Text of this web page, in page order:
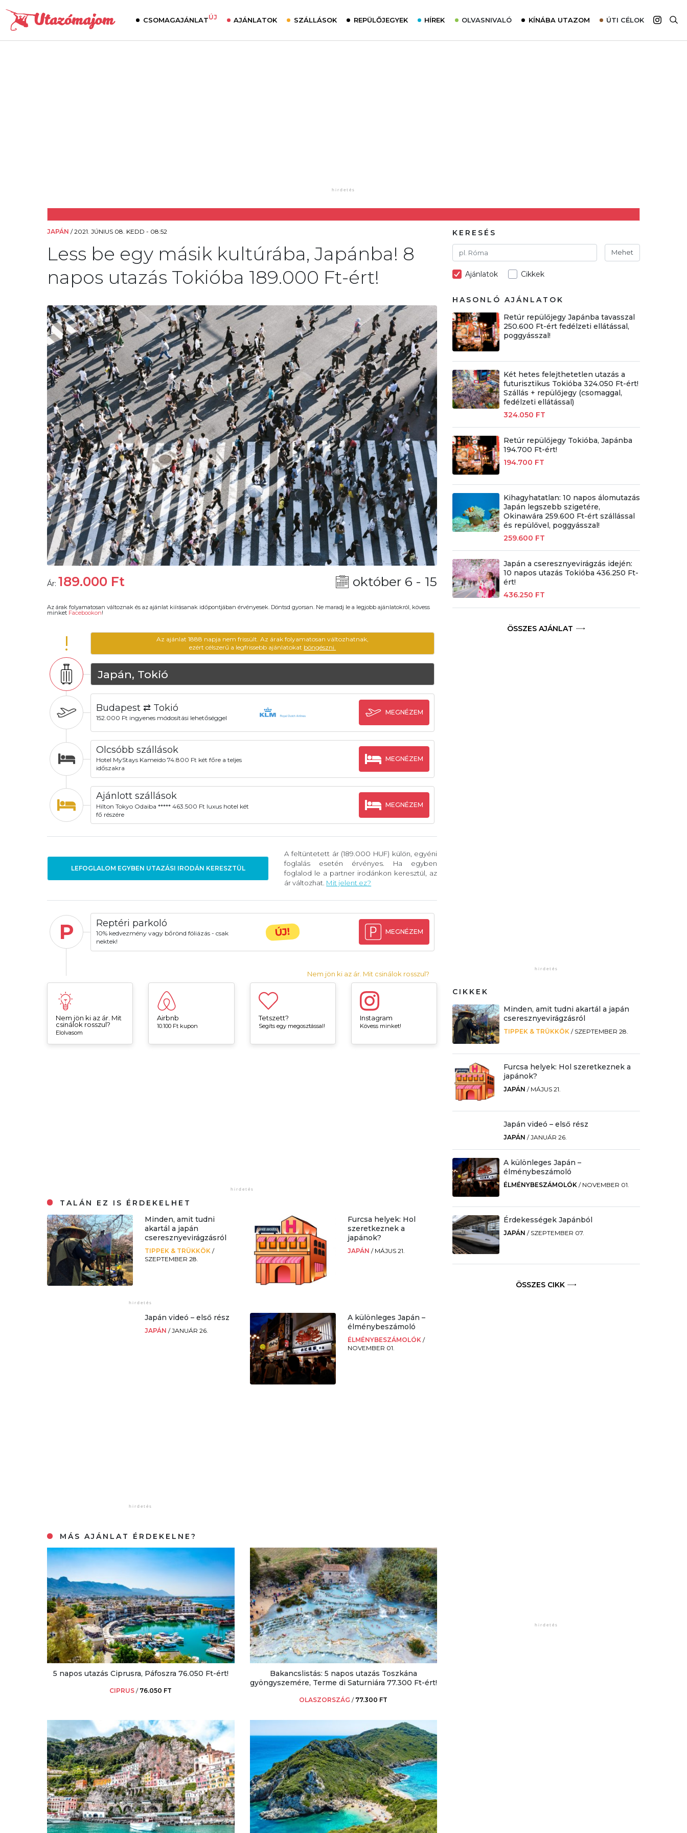
CSOMAGAJÁNLATÚJ AJÁNLATOK SZÁLLÁSOK REPÜLŐJEGYEK HÍREK OLVASNIVALÓ KÍNÁBA UTAZOM ÚTI CÉLOK
JAPÁN /2021. JÚNIUS 08. KEDD - 08:52
Less be egy másik kultúrába, Japánba! 8
napos utazás Tokióba 189.000 Ft-ért!
Ár: 189.000 Ft október 6 - 15
Az árak folyamatosan változnak és az ajánlat kiírásanak időpontjában érvényesek. Döntsd gyorsan. Ne maradj le a legjobb ajánlatokról, kövess
minket Facebookon!
!
Az ajánlat 1888 napja nem frissült. Az árak folyamatosan változhatnak,
ezért célszerű a legfrissebb ajánlatokat böngészni.
Japán, Tokió
Budapest ⇄ Tokió
152.000 Ft ingyenes módosítási lehetőséggel
MEGNÉZEM
Olcsóbb szállások
Hotel MyStays Kameido 74.800 Ft két főre a teljes
időszakra
MEGNÉZEM
Ajánlott szállások
Hilton Tokyo Odaiba ***** 463.500 Ft luxus hotel két
fő részére
MEGNÉZEM
LEFOGLALOM EGYBEN UTAZÁSI IRODÁN KERESZTÜL
A feltüntetett ár (189.000 HUF) külön, egyéni
foglalás esetén érvényes. Ha egyben
foglalod le a partner irodánkon keresztül, az
ár változhat. Mit jelent ez?
P Reptéri parkoló
10% kedvezmény vagy bőrönd fóliázás - csak
nektek!
ÚJ! MEGNÉZEM
Nem jön ki az ár. Mit csinálok rosszul?
Nem jön ki az ár. Mit
csinálok rosszul?
Elolvasom
Airbnb
10.100 Ft kupon
Tetszett?
Segíts egy megosztással!
Instagram
Kövess minket!
TALÁN EZ IS ÉRDEKELHET
Minden, amit tudni
akartál a japán
cseresznyevirágzásról
TIPPEK & TRÜKKÖK/
SZEPTEMBER 28.
Furcsa helyek: Hol
szeretkeznek a
japánok?
JAPÁN / MÁJUS 21.
Japán videó – első rész
JAPÁN/JANUÁR 26.
A különleges Japán –
élménybeszámoló
ÉLMÉNYBESZÁMOLÓK /
NOVEMBER 01.
MÁS AJÁNLAT ÉRDEKELNE?
5 napos utazás Ciprusra, Páfoszra 76.050 Ft-ért!
CIPRUS / 76.050 FT
Bakancslistás: 5 napos utazás Toszkána
gyöngyszemére, Terme di Saturniára 77.300 Ft-ért!
OLASZORSZÁG / 77.300 FT
KERESÉS
Mehet
Ajánlatok Cikkek
HASONLÓ AJÁNLATOK
Retúr repülőjegy Japánba tavasszal
250.600 Ft-ért fedélzeti ellátással,
poggyásszal!
Két hetes felejthetetlen utazás a
futurisztikus Tokióba 324.050 Ft-ért!
Szállás + repülőjegy (csomaggal,
fedélzeti ellátással)
324.050 FT
Retúr repülőjegy Tokióba, Japánba
194.700 Ft-ért!
194.700 FT
Kihagyhatatlan: 10 napos álomutazás
Japán legszebb szigetére,
Okinawára 259.600 Ft-ért szállással
és repülővel, poggyásszal!
259.600 FT
Japán a cseresznyevirágzás idején:
10 napos utazás Tokióba 436.250 Ft-
ért!
436.250 FT
ÖSSZES AJÁNLAT
CIKKEK
Minden, amit tudni akartál a japán
cseresznyevirágzásról
TIPPEK & TRÜKKÖK / SZEPTEMBER 28.
Furcsa helyek: Hol szeretkeznek a
japánok?
JAPÁN / MÁJUS 21.
Japán videó – első rész
JAPÁN /JANUÁR 26.
A különleges Japán –
élménybeszámoló
ÉLMÉNYBESZÁMOLÓK / NOVEMBER 01.
Érdekességek Japánból
JAPÁN / SZEPTEMBER 07.
ÖSSZES CIKK